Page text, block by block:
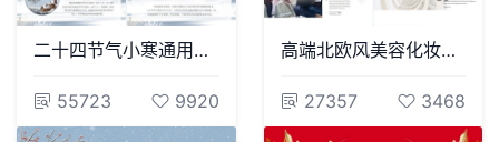
二十四节气小寒通用PPT模板(19)
55723 9920
高端北欧风美容化妆美发摄影通用PPT模板
27357 3468